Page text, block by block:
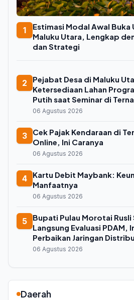
1
Estimasi Modal Awal Buka
Maluku Utara, Lengkap
dan Strategi
2
Pejabat Desa di Maluku
Ketersediaan Lahan
Putih saat Seminar di
06 Agustus 2026
3
Cek Pajak Kendaraan di
Online, Ini Caranya
06 Agustus 2026
4
Kartu Debit Maybank:
Manfaatnya
06 Agustus 2026
5
Bupati Pulau Morotai Rusli
Langsung Evaluasi PDAM,
Perbaikan Jaringan
06 Agustus 2026
Daerah